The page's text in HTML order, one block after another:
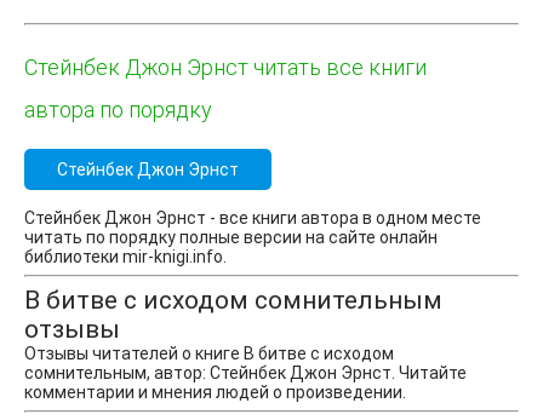
Стейнбек Джон Эрнст читать все книги
автора по порядку
Стейнбек Джон Эрнст
Стейнбек Джон Эрнст - все книги автора в одном месте
читать по порядку полные версии на сайте онлайн
библиотеки mir-knigi.info.
В битве с исходом сомнительным
отзывы
Отзывы читателей о книге В битве с исходом
сомнительным, автор: Стейнбек Джон Эрнст. Читайте
комментарии и мнения людей о произведении.